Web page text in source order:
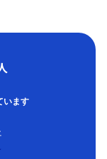
います